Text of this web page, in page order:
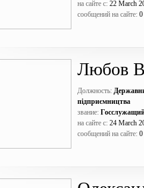
на сайте с: 22 March
сообщений на сайте: 0
Любов
Должность:
підприємництва
звание:
на сайте с: 24 March
сообщений на сайте: 0